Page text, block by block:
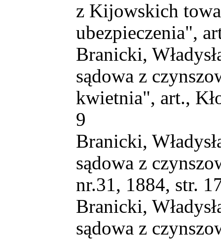
z Kijowskich
ubezpieczenia",
Branicki,
sądowa z
kwietnia", art.,
9
Branicki,
sądowa z
nr.31, 1884, str.
Branicki,
sądowa z